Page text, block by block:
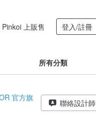
上販售 登入/註冊
所有分類
官方旗
聯絡設計師